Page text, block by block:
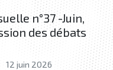
n°37 -Juin,
des débats
12 juin 2026